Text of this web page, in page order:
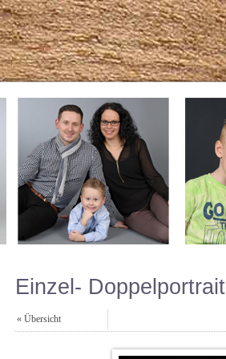
Einzel- Doppelportrait
« Übersicht